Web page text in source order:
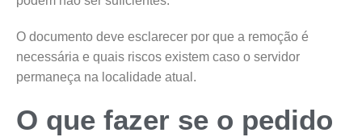
O documento deve esclarecer por que a remoção é
necessária e quais riscos existem caso o servidor
permaneça na localidade atual.
O que fazer se o pedido